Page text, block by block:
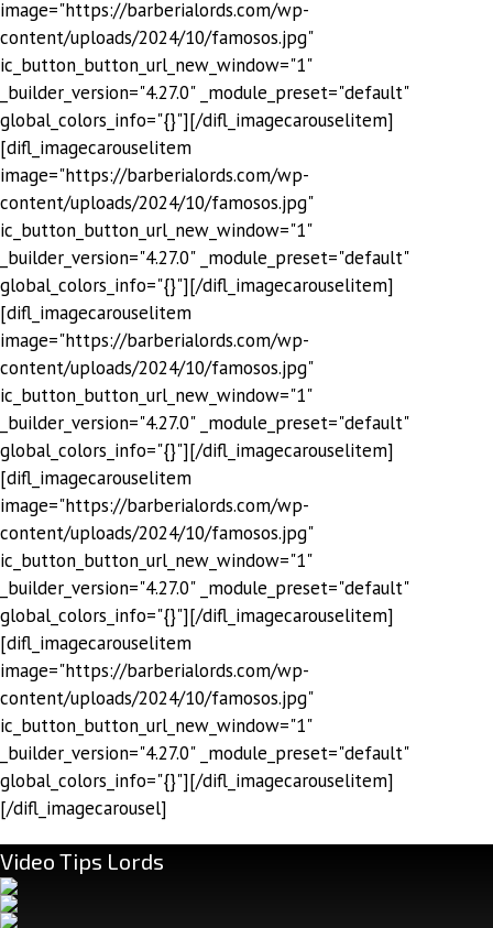
image="https://barberialords.com/wp-
content/uploads/2024/10/famosos.jpg"
ic_button_button_url_new_window="1"
_builder_version="4.27.0" _module_preset="default"
global_colors_info="{}"][/difl_imagecarouselitem]
[difl_imagecarouselitem
image="https://barberialords.com/wp-
content/uploads/2024/10/famosos.jpg"
ic_button_button_url_new_window="1"
_builder_version="4.27.0" _module_preset="default"
global_colors_info="{}"][/difl_imagecarouselitem]
[difl_imagecarouselitem
image="https://barberialords.com/wp-
content/uploads/2024/10/famosos.jpg"
ic_button_button_url_new_window="1"
_builder_version="4.27.0" _module_preset="default"
global_colors_info="{}"][/difl_imagecarouselitem]
[difl_imagecarouselitem
image="https://barberialords.com/wp-
content/uploads/2024/10/famosos.jpg"
ic_button_button_url_new_window="1"
_builder_version="4.27.0" _module_preset="default"
global_colors_info="{}"][/difl_imagecarouselitem]
[difl_imagecarouselitem
image="https://barberialords.com/wp-
content/uploads/2024/10/famosos.jpg"
ic_button_button_url_new_window="1"
_builder_version="4.27.0" _module_preset="default"
global_colors_info="{}"][/difl_imagecarouselitem]
[/difl_imagecarousel]
Video Tips Lords